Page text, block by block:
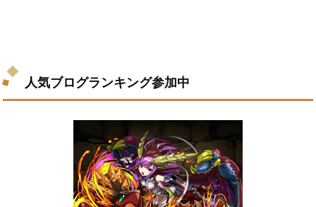
人気ブログランキング参加中